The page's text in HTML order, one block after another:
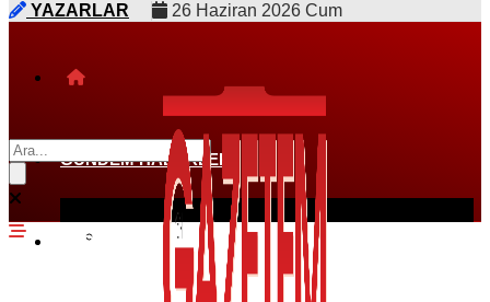
YAZARLAR
26 Haziran 2026 Cum
GÜNDEM HABERLERI
EKONOMI HABERLERI
SPOR HABERLERI